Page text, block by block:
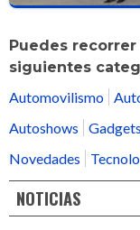
Puedes
siguientes
Automovilismo
Autoshows
Gadgets
Novedades
NOTICIAS